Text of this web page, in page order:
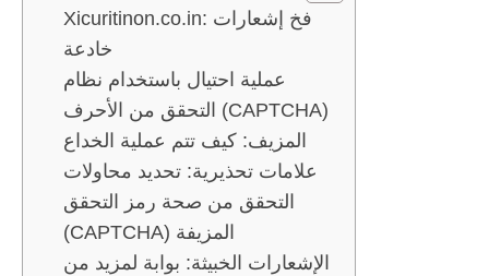
Xicuritinon.co.in: فخ إشعارات
خادعة
عملية احتيال باستخدام نظام
التحقق من الأحرف (CAPTCHA)
المزيف: كيف تتم عملية الخداع
علامات تحذيرية: تحديد محاولات
التحقق من صحة رمز التحقق
(CAPTCHA) المزيفة
الإشعارات الخبيثة: بوابة لمزيد من